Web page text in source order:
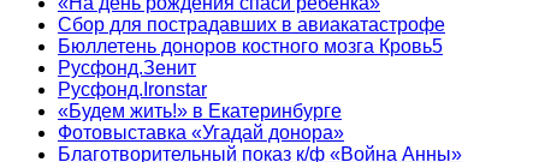
Сбор для пострадавших в авиакатастрофе
Бюллетень доноров костного мозга Кровь5
Русфонд.Зенит
Русфонд.Ironstar
«Будем жить!» в Екатеринбурге
Фотовыставка «Угадай донора»
Благотворительный показ к/ф «Война Анны»